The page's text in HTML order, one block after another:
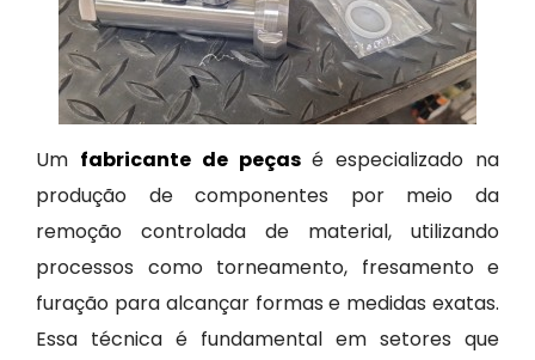
Um fabricante de peçasé especializado na
produção de componentes por meio da
remoção controlada de material, utilizando
processos como torneamento, fresamento e
furação para alcançar formas e medidas exatas.
Essa técnica é fundamental em setores que